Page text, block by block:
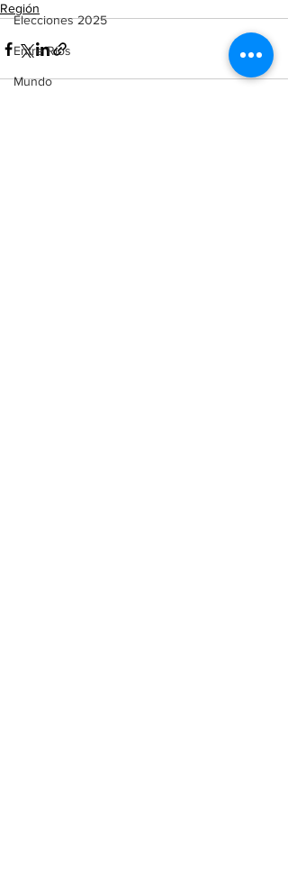
Elecciones 2025
Entre Ríos
Mundo
Región